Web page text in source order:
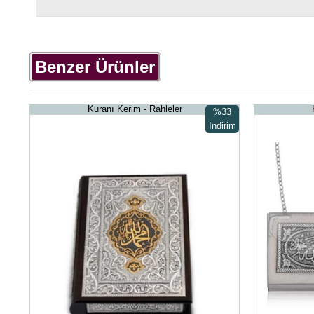
Benzer Ürünler
Kuranı Kerim - Rahleler
%33
İndirim